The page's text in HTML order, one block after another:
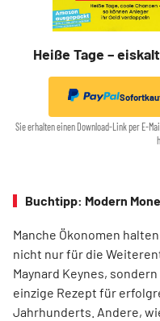
Heiße Tage –
Sie erhalten einen Download-Link per E-
Buchtipp: Modern
Manche Ökonomen
nicht nur für die
Maynard Keynes,
einzige Rezept für
Jahrhunderts. Andere,